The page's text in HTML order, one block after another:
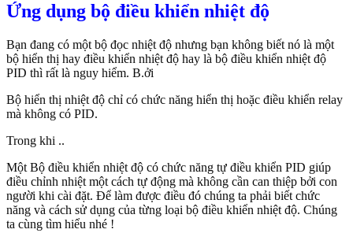
Ứng dụng bộ điều khiển nhiệt độ
Bạn đang có một bộ đọc nhiệt độ nhưng bạn không biết nó là một
bộ hiển thị hay điều khiển nhiệt độ hay là bộ điều khiển nhiệt độ
PID thì rất là nguy hiểm. B.ởi
Bộ hiển thị nhiệt độ chỉ có chức năng hiển thị hoặc điều khiển relay
mà không có PID.
Trong khi ..
Một Bộ điều khiển nhiệt độ có chức năng tự điều khiển PID giúp
điều chỉnh nhiệt một cách tự động mà không cần can thiệp bởi con
người khi cài đặt. Để làm được điều đó chúng ta phải biết chức
năng và cách sử dụng của từng loại bộ điều khiển nhiệt độ. Chúng
ta cùng tìm hiểu nhé !